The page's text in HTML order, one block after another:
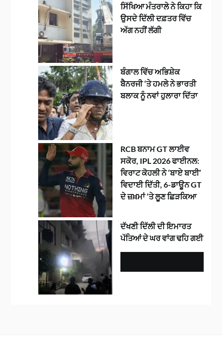
ਸਿੱਖਿਆ ਮੰਤਰਾਲੇ ਨੇ ਕਿਹਾ ਕਿ
ਉਸਦੇ ਦਿੱਲੀ ਦਫ਼ਤਰ ਵਿੱਚ
ਅੱਗ ਨਹੀਂ ਲੱਗੀ
ਬੰਗਾਲ ਵਿੱਚ ਅਭਿਸ਼ੇਕ
ਬੈਨਰਜੀ ‘ਤੇ ਹਮਲੇ ਨੇ ਭਾਰਤੀ
ਬਲਾਕ ਨੂੰ ਨਵਾਂ ਹੁਲਾਰਾ ਦਿੱਤਾ
RCB ਬਨਾਮ GT ਲਾਈਵ
ਸਕੋਰ, IPL 2026 ਫਾਈਨਲ:
ਵਿਰਾਟ ਕੋਹਲੀ ਨੇ ‘ਬਾਏ ਬਾਈ’
ਵਿਦਾਈ ਦਿੱਤੀ, 6-ਡਾਊਨ GT
ਦੇ ਜ਼ਖ਼ਮਾਂ ‘ਤੇ ਲੂਣ ਛਿੜਕਿਆ
ਦੱਖਣੀ ਦਿੱਲੀ ਦੀ ਇਮਾਰਤ
ਪੱਤਿਆਂ ਦੇ ਘਰ ਵਾਂਗ ਢਹਿ ਗਈ